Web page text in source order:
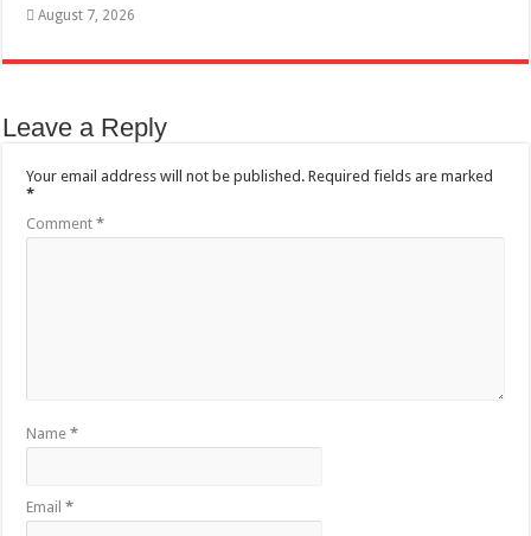
August 7, 2026
Leave a Reply
Your email address will not be published. Required fields are marked
*
Comment*
Name*
Email*